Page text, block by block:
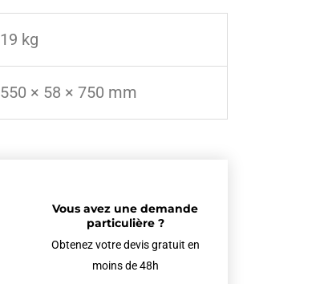
19 kg
550 × 58 × 750 mm
Vous avez une demande
particulière ?
Obtenez votre devis gratuit en
moins de 48h